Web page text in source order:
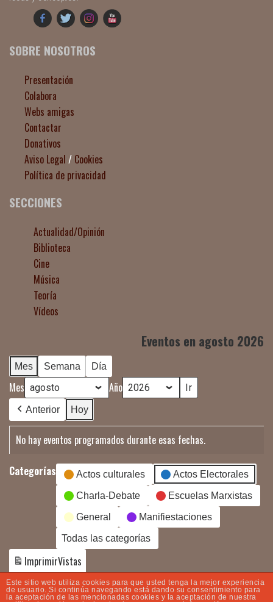
SOBRE NOSOTROS
Presentación
Colabora
Webs amigas
Contactar
Donativos
Aviso Legal / Cookies
Política de privacidad
SECCIONES
Actualidad/Opinión
Biblioteca
Cine
Música
Teoría
Vídeos
Eventos en agosto 2026
Mes Semana Día
Mes Año
Anterior Hoy
No hay eventos programados durante esas fechas.
Categorías Actos culturales Actos Electorales
Charla-Debate Escuelas Marxistas
General Manifiestaciones
Todas las categorías
ImprimirVistas
Este sitio web utiliza cookies para que usted tenga la mejor experiencia
de usuario. Si continúa navegando está dando su consentimiento para
la aceptación de las mencionadas cookies y la aceptación de nuestra